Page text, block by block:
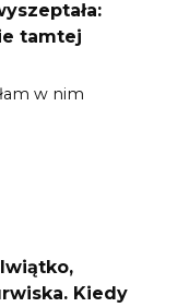
tamtej
w nim
Kiedy